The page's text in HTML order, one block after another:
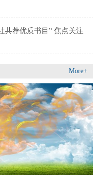
共荐优质书目” 焦点关注
More+